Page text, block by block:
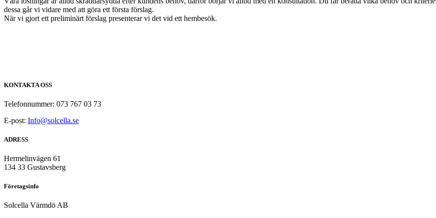
dessa går vi vidare med att göra ett första förslag.
När vi gjort ett preliminärt förslag presenterar vi det vid ett hembesök.
KONTAKTA OSS
Telefonnummer: 073 767 03 73
E-post: Info@solcella.se
ADRESS
Hermelinvägen 61
134 33 Gustavsberg
Företagsinfo
Solcella Värmdö AB